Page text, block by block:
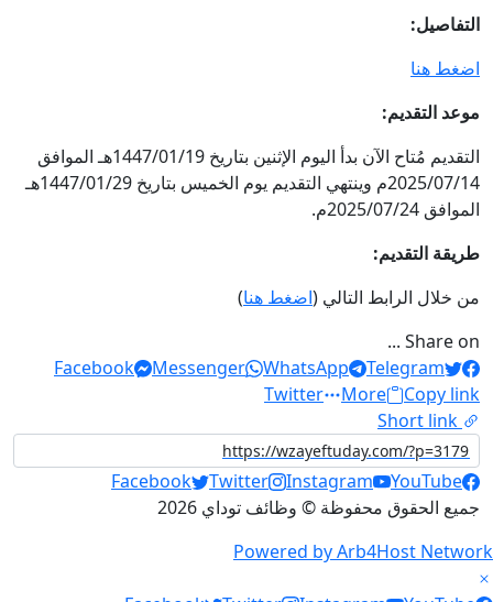
التفاصيل:
اضغط هنا
موعد التقديم:
التقديم مُتاح الآن بدأ اليوم الإثنين بتاريخ 1447/01/19هـ الموافق
2025/07/14م وينتهي التقديم يوم الخميس بتاريخ 1447/01/29هـ
الموافق 2025/07/24م.
طريقة التقديم:
من خلال الرابط التالي (اضغط هنا)
Share on ...
Facebook
Messenger WhatsApp
Telegram
Twitter
More
Copy link
Short link
Social Links
Facebook Twitter Instagram
YouTube
جميع الحقوق محفوظة © وظائف توداي 2026
Powered by Arb4Host Network